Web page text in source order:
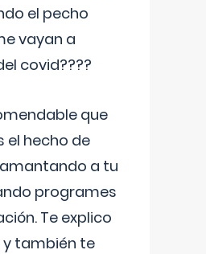
el pecho
vayan a
covid????
que
el hecho de
a tu
programes
Te explico
también te